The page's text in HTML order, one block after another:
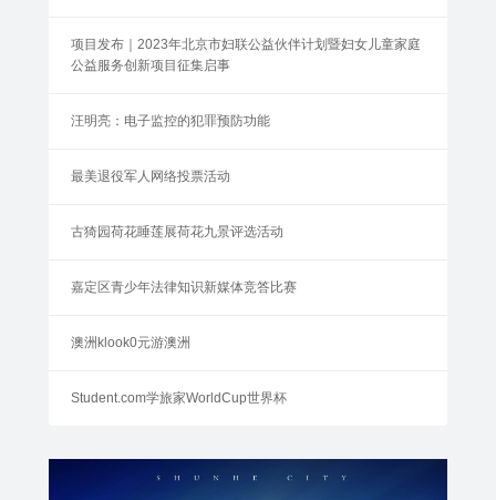
项目发布｜2023年北京市妇联公益伙伴计划暨妇女儿童家庭
公益服务创新项目征集启事
汪明亮：电子监控的犯罪预防功能
最美退役军人网络投票活动
古猗园荷花睡莲展荷花九景评选活动
嘉定区青少年法律知识新媒体竞答比赛
澳洲klook0元游澳洲
Student.com学旅家WorldCup世界杯